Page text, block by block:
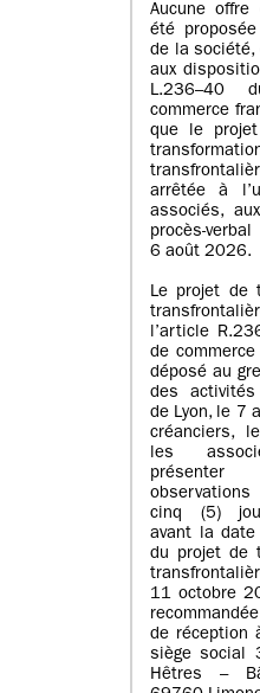
Aucune offre
été
de la société,
aux
L.236–40
commerce
que le
arrêtée à
associés,
procès-
6 août 2026.
Le projet de
l’article
de
déposé au
des activités
de Lyon, le 7
créanciers,
les
cinq (5)
avant la date
du projet de
11 octobre
de réception
siège social
Hêtres –